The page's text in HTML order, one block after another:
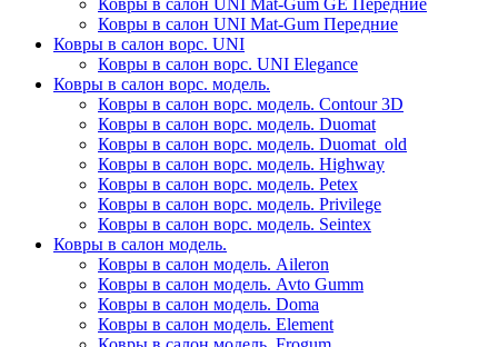
Ковры в салон UNI Mat-Gum GE Передние
Ковры в салон UNI Mat-Gum Передние
Ковры в салон ворс. UNI
Ковры в салон ворс. UNI Elegance
Ковры в салон ворс. модель.
Ковры в салон ворс. модель. Contour 3D
Ковры в салон ворс. модель. Duomat
Ковры в салон ворс. модель. Duomat_old
Ковры в салон ворс. модель. Highway
Ковры в салон ворс. модель. Petex
Ковры в салон ворс. модель. Privilege
Ковры в салон ворс. модель. Seintex
Ковры в салон модель.
Ковры в салон модель. Aileron
Ковры в салон модель. Avto Gumm
Ковры в салон модель. Doma
Ковры в салон модель. Element